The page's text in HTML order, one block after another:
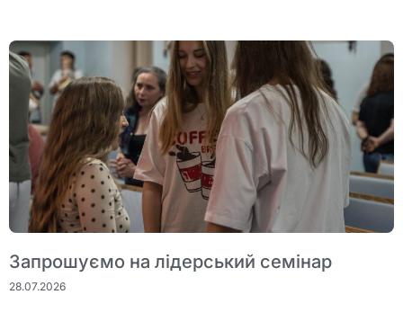
Запрошуємо на лідерський семінар
28.07.2026